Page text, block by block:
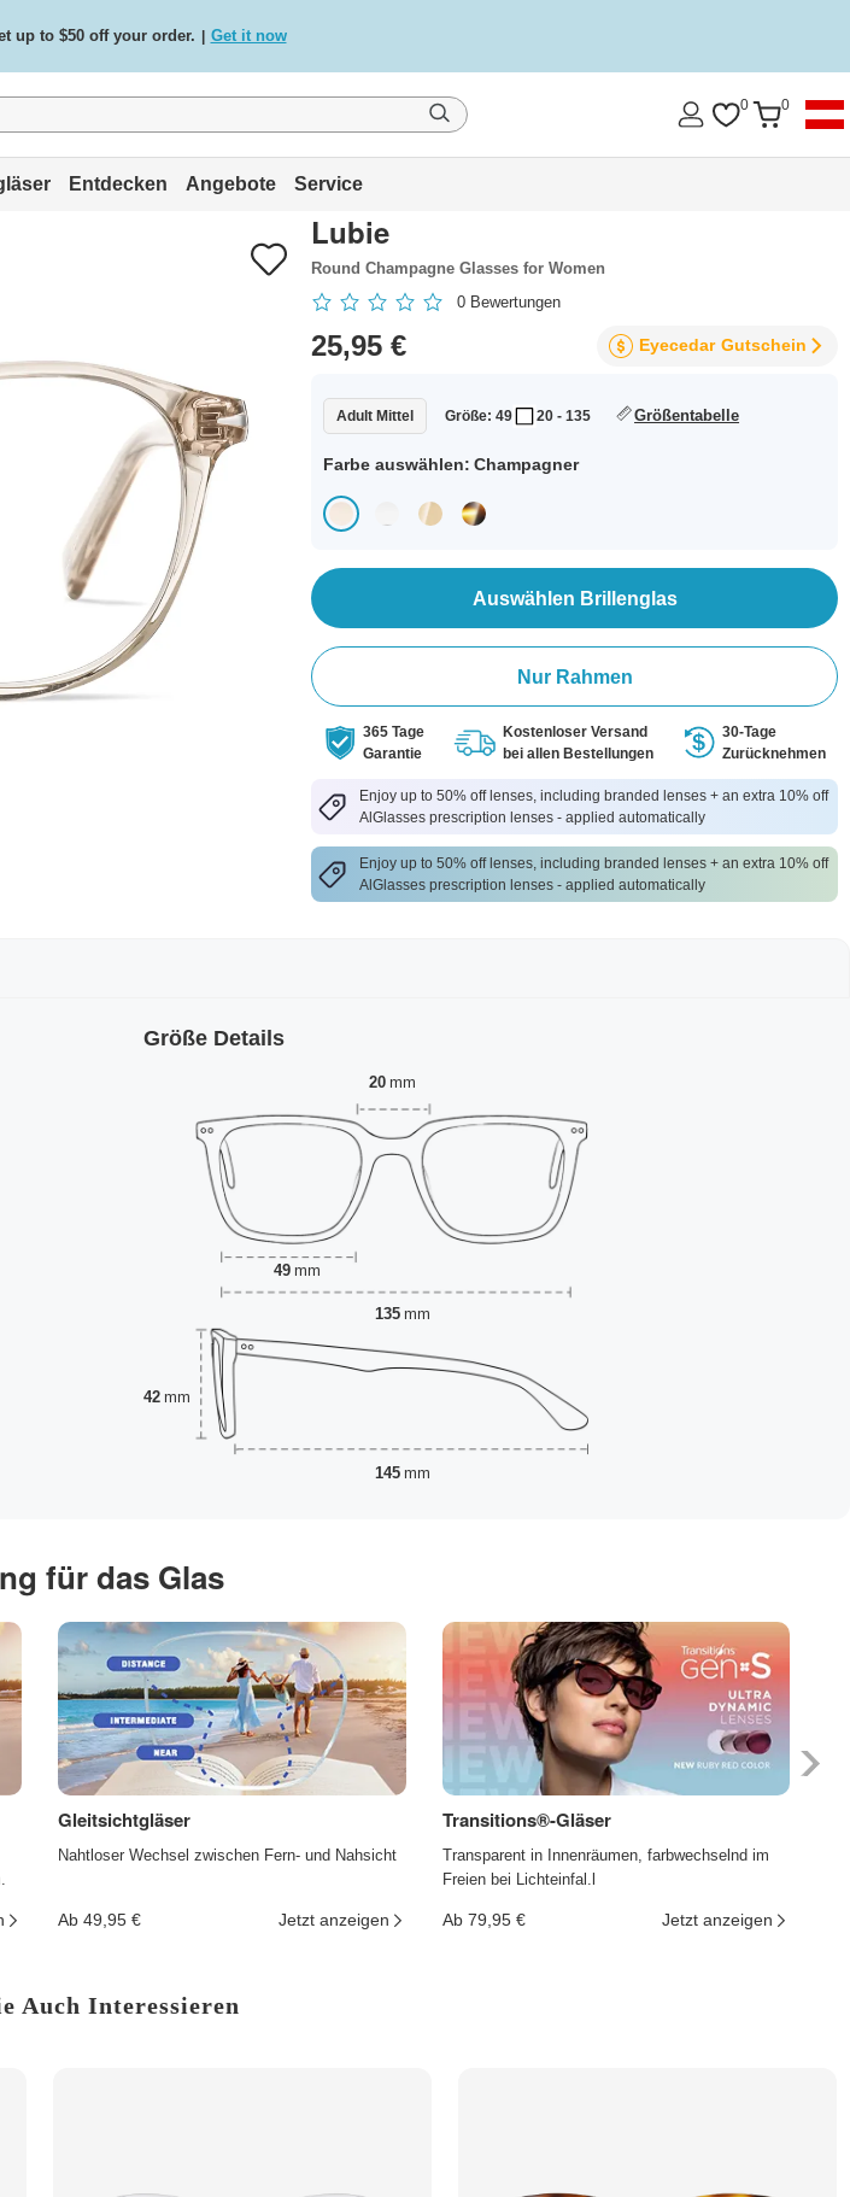
up to $50 off your order. Get it now
on all orders / Shop now. 0 0
Entdecken Angebote Service
Lubie
Round Champagne Glasses for Women
0 Bewertungen
25,95 € Eyecedar Gutschein
Adult Mittel Größe: 49 20 - 135 Größentabelle
Farbe auswählen: Champagner
Auswählen Brillenglas
Nur Rahmen
365 Tage
Garantie
Kostenloser Versand
bei allen Bestellungen
30-Tage
Zurücknehmen
Enjoy up to 50% off lenses, including branded lenses + an extra 10% off
AlGlasses prescription lenses - applied automatically
Enjoy up to 50% off lenses, including branded lenses + an extra 10% off
AlGlasses prescription lenses - applied automatically
Größe Details
20 mm
49 mm
42 mm
135 mm
145 mm
für das Glas
Gleitsichtgläser
Nahtloser Wechsel zwischen Fern- und Nahsicht
Ab 49,95 € Jetzt anzeigen
Transitions®-Gläser
Transparent in Innenräumen, farbwechselnd im
Freien bei Lichteinfal.l
Ab 79,95 € Jetzt anzeigen
Auch Interessieren